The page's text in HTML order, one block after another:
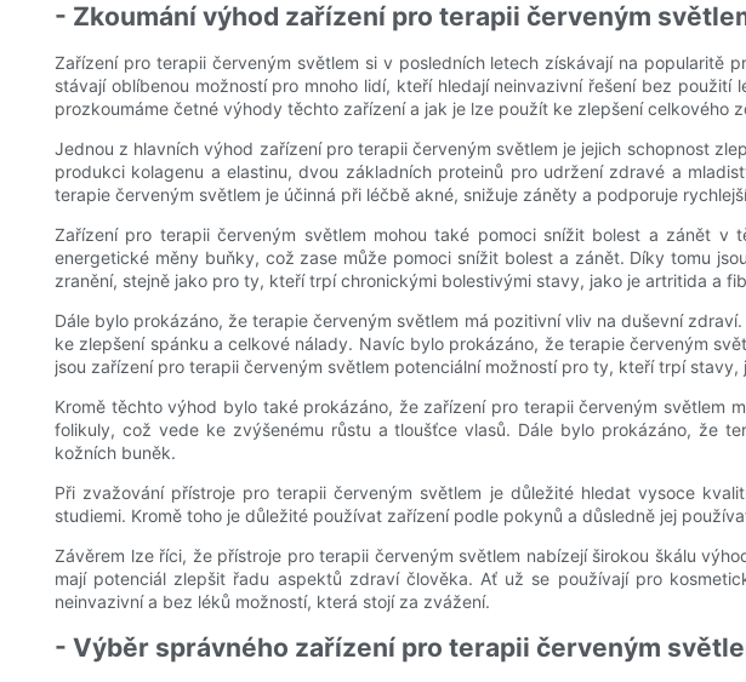
- Zkoumání výhod zařízení pro terapii červeným
Zařízení pro terapii červeným světlem si v posledních letech získávají na
stávají oblíbenou možností pro mnoho lidí, kteří hledají neinvazivní řešení bez
prozkoumáme četné výhody těchto zařízení a jak je lze použít ke zlepšení celkového
Jednou z hlavních výhod zařízení pro terapii červeným světlem je jejich schopnost
produkci kolagenu a elastinu, dvou základních proteinů pro udržení zdravé a
terapie červeným světlem je účinná při léčbě akné, snižuje záněty a podporuje
Zařízení pro terapii červeným světlem mohou také pomoci snížit bolest a zánět v
energetické měny buňky, což zase může pomoci snížit bolest a zánět. Díky tomu
zranění, stejně jako pro ty, kteří trpí chronickými bolestivými stavy, jako je artritida a
Dále bylo prokázáno, že terapie červeným světlem má pozitivní vliv na duševní
ke zlepšení spánku a celkové nálady. Navíc bylo prokázáno, že terapie červeným
jsou zařízení pro terapii červeným světlem potenciální možností pro ty, kteří trpí stavy,
Kromě těchto výhod bylo také prokázáno, že zařízení pro terapii červeným světlem
folikuly, což vede ke zvýšenému růstu a tloušťce vlasů. Dále bylo prokázáno, že
kožních buněk.
Při zvažování přístroje pro terapii červeným světlem je důležité hledat vysoce
studiemi. Kromě toho je důležité používat zařízení podle pokynů a důsledně jej
Závěrem lze říci, že přístroje pro terapii červeným světlem nabízejí širokou škálu
mají potenciál zlepšit řadu aspektů zdraví člověka. Ať už se používají pro
neinvazivní a bez léků možností, která stojí za zvážení.
- Výběr správného zařízení pro terapii červeným